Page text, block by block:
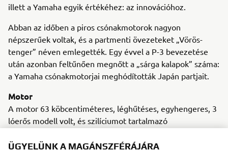
illett a Yamaha egyik értékéhez: az innovációhoz.
Abban az időben a piros csónakmotorok nagyon
népszerűek voltak, és a partmenti övezeteket „Vörös-
tenger” néven emlegették. Egy évvel a P-3 bevezetése
után azonban feltűnően megnőtt a „sárga kalapok” száma:
a Yamaha csónakmotorjai meghódították Japán partjait.
Motor
A motor 63 köbcentiméteres, léghűtéses, egyhengeres, 3
lóerős modell volt, és szilíciumot tartalmazó
ÜGYELÜNK A MAGÁNSZFÉRÁJÁRA